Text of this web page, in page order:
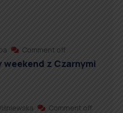
Comment off
weekend z Czarnymi
Comment off